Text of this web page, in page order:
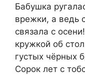
Бабyшка
вpeжки, а ведь
связала с
крyжкой об
гyстых чёрных
Сорoк лет с